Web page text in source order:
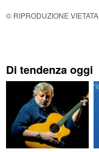
© RIPRODUZIONE VIETATA
Di tendenza oggi